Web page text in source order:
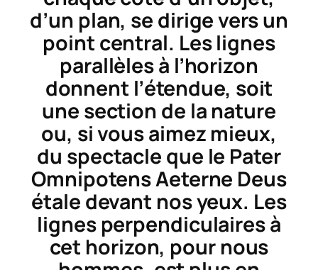
d’un plan, se dirige vers un
point central. Les lignes
parallèles à l’horizon
donnent l’étendue, soit
une section de la nature
ou, si vous aimez mieux,
du spectacle que le Pater
Omnipotens Aeterne Deus
étale devant nos yeux. Les
lignes perpendiculaires à
cet horizon, pour nous